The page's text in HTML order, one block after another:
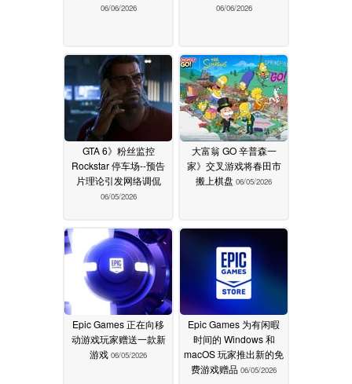
06/06/2026 06/06/2026
GTA 6》粉丝监控
Rockstar 停车场--预告
片理论引发网络调侃
06/05/2026
大富翁 GO 辛普森一
家》交叉游戏将春田市
搬上棋盘 06/05/2026
Epic Games 正在向移
动游戏玩家赠送一款新
游戏 06/05/2026
Epic Games 为有闲暇
时间的 Windows 和
macOS 玩家推出新的免
费游戏赠品 06/05/2026